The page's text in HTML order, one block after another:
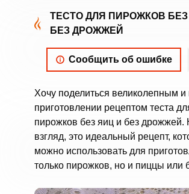
ТЕСТО ДЛЯ ПИРОЖКОВ БЕЗ
БЕЗ ДРОЖЖЕЙ
Сообщить об ошибке
Хочу поделиться великолепным
приготовлении рецептом теста
пирожков без яиц и без дрожжей.
взгляд, это идеальный рецепт,
можно использовать для
только пирожков, но и пиццы или